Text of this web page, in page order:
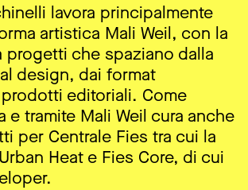
lavora principalmente
artistica Mali Weil, con la
progetti che spaziano dalla
design, dai format
editoriali. Come
e tramite Mali Weil cura anche
per Centrale Fies tra cui la
Heat e Fies Core, di cui